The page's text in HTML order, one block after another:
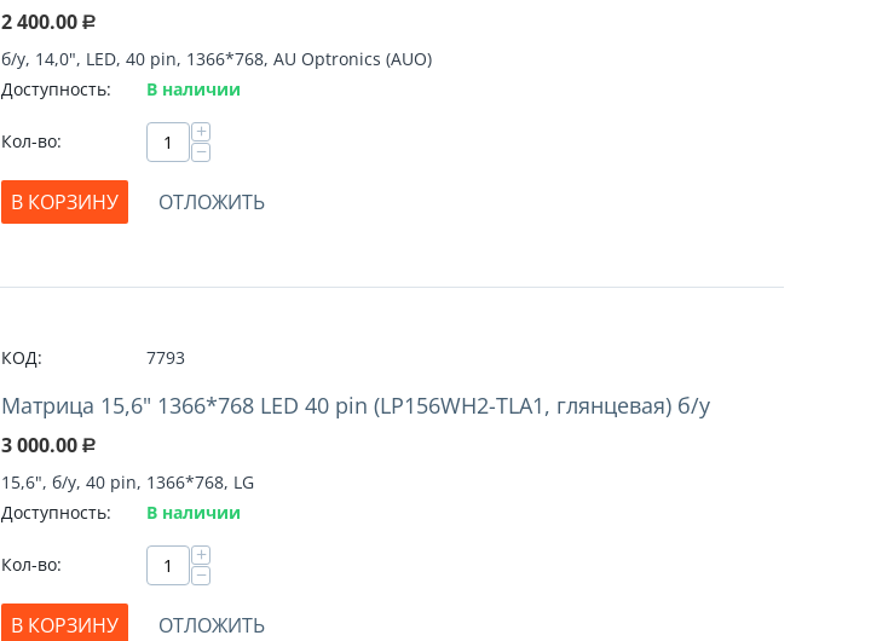
2 400.00 Р
б/у, 14,0", LED, 40 pin, 1366*768, AU Optronics (AUO)
Доступность:
В наличии
Кол-во: +
−
В КОРЗИНУ
ОТЛОЖИТЬ
КОД: 7793
Матрица 15,6" 1366*768 LED 40 pin (LP156WH2-TLA1, глянцевая) б/у
3 000.00 Р
15,6", б/у, 40 pin, 1366*768, LG
Доступность:
В наличии
Кол-во: +
−
В КОРЗИНУ
ОТЛОЖИТЬ